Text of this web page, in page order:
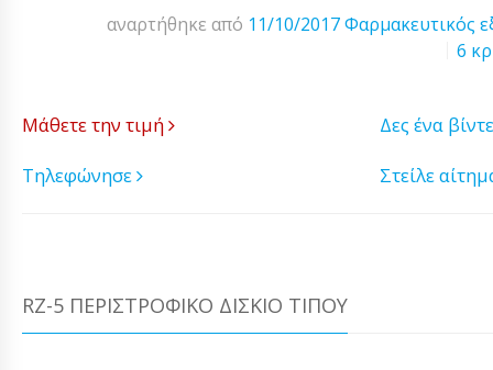
αναρτήθηκε από 11/10/2017 Φαρμακευτικός
6
Μάθετε την τιμή
Δες ένα
Τηλεφώνησε
Στείλε
RZ-5 ΠΕΡΙΣΤΡΌΦΙΚΟ ΔΊΣΚΙΟ ΤΙΠΟΎ